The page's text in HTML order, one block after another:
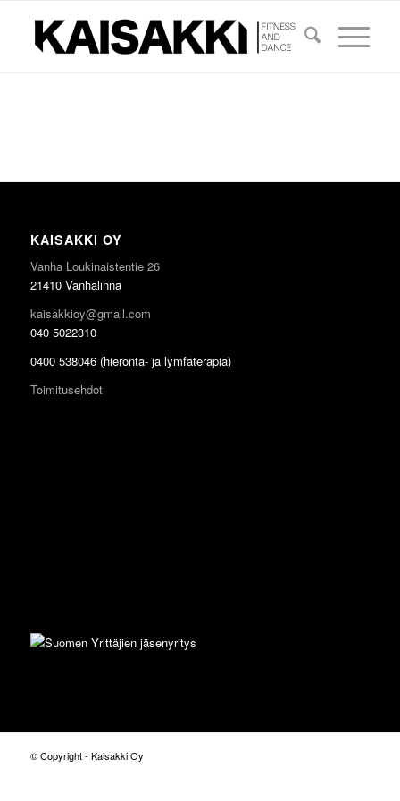
KAISAKKI OY
Vanha Loukinaistentie 26
21410 Vanhalinna
kaisakkioy@gmail.com
040 5022310
0400 538046 (hieronta- ja lymfaterapia)
Toimitusehdot
© Copyright - Kaisakki Oy